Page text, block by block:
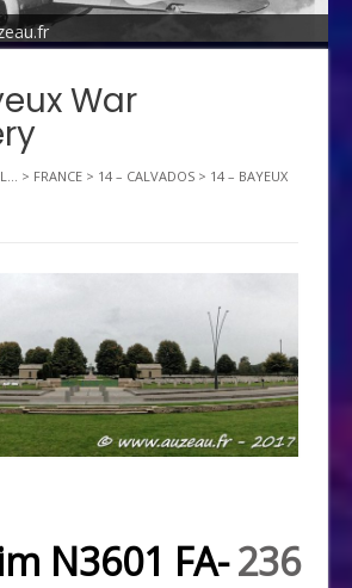
War
> FRANCE > 14 – CALVADOS > 14 – BAYEUX
N3601 FA-236